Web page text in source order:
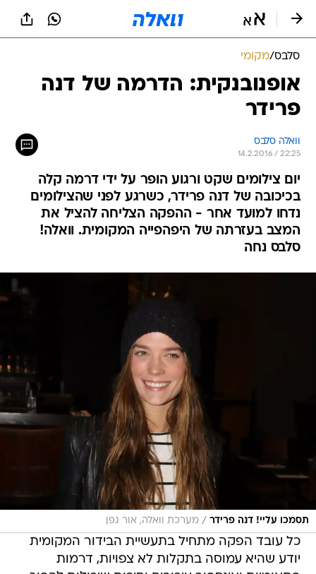
סלבס/מקומי
אופנובנקית: הדרמה של דנה
פרידר
וואלה סלבס
14.2.2016 / 22:25
יום צילומים שקט ורגוע הופר על ידי דרמה קלה
בכיכובה של דנה פרידר, כשרגע לפני שהצילומים
נדחו למועד אחר - ההפקה הצליחה להציל את
המצב בעזרתה של היפהפייה המקומית. וואלה!
סלבס נחה
תסמכו עליי! דנה פרידר / מערכת וואלה, אור גפן
כל עובד הפקה מתחיל בתעשיית הבידור המקומית
יודע שהיא עמוסה בתקלות לא צפויות, דרמות